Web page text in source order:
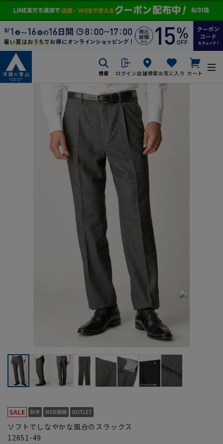
検索 ログイン店舗検索お気に入り カート
ソフトでしなやかな風合のスラックス
12651-49